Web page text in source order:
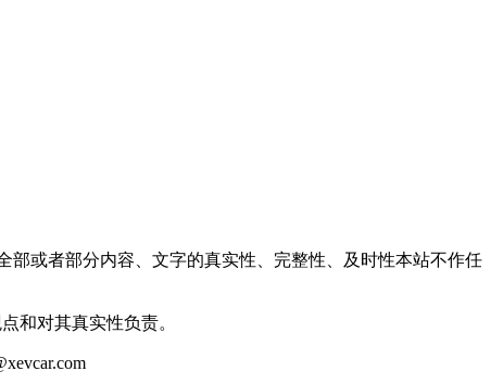
或者部分内容、文字的真实性、完整性、及时性本站不作任
和对其真实性负责。